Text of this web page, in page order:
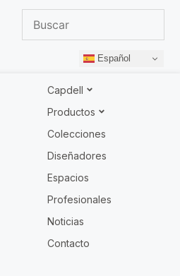
Español
Capdell
Productos
Colecciones
Diseñadores
Espacios
Profesionales
Noticias
Contacto